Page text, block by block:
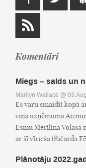
Komentāri
Miegs – salds un
Marilyn Wallace @
Es varu smaidīt kopā
viņa uzņēmuma
Esmu Merilina Volasa
ar šī vīrieša (Ričarda
Plānotāju